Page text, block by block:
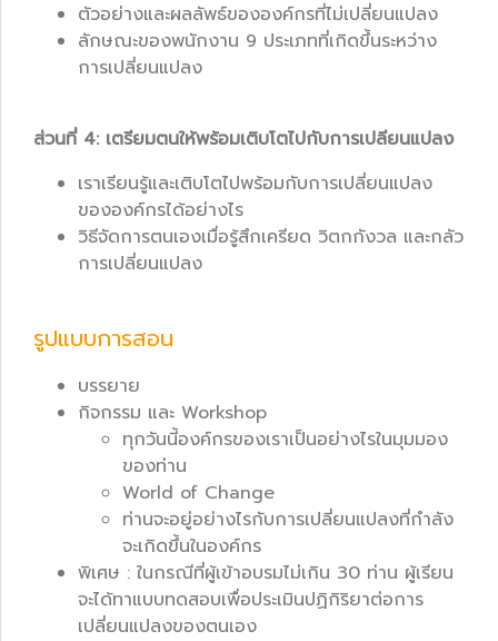
ตัวอย่างและผลลัพธ์ขององค์กรที่ไม่เปลี่ยนแปลง
ลักษณะของพนักงาน 9 ประเภทที่เกิดขึ้นระหว่าง
การเปลี่ยนแปลง
ส่วนที่ 4: เตรียมตนให้พร้อมเติบโตไปกับการเปลียนแปลง
เราเรียนรู้และเติบโตไปพร้อมกับการเปลี่ยนแปลง
ขององค์กรได้อย่างไร
วิธีจัดการตนเองเมื่อรู้สึกเครียด วิตกกังวล และกลัว
การเปลี่ยนแปลง
รูปแบบการสอน
บรรยาย
กิจกรรม และ Workshop
ทุกวันนี้องค์กรของเราเป็นอย่างไรในมุมมอง
ของท่าน
World of Change
ท่านจะอยู่อย่างไรกับการเปลี่ยนแปลงที่กำลัง
จะเกิดขึ้นในองค์กร
พิเศษ : ในกรณีที่ผู้เข้าอบรมไม่เกิน 30 ท่าน ผู้เรียน
จะได้ทาแบบทดสอบเพื่อประเมินปฏิกิริยาต่อการ
เปลี่ยนแปลงของตนเอง